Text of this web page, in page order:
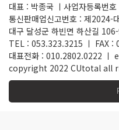
대표 : 박종국 ㅣ사업자등록번
통신판매업신고번호 : 제2024-
대구 달성군 하빈면 하산길
TEL : 053.323.3215 ㅣ FAX :
대표전화 : 010.2802.0222
copyright 2022 CUtotal all